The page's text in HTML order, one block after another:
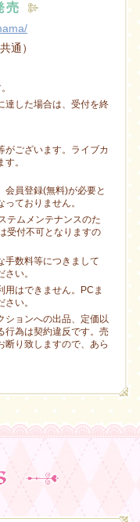
売
通）
達した場合は、受付を終
ございます。ライブカ
。
員登録(無料)が必要と
ておりません。
テムメンテナンスのた
受付不可となりますの
手数料等につきまして
い。
はできません。PCま
い。
ョンへの出品、定価以
行為は契約違反です。売
断り致しますので、あら